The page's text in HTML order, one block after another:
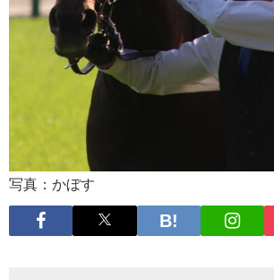
写真：かぼす